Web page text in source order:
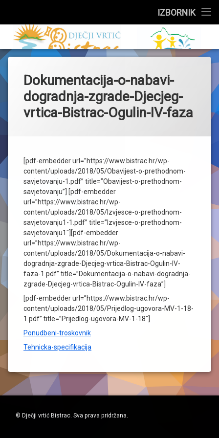
IZBORNIK
Upisi
Događanja
Skupine
Za roditelje
O vrtiću
Preskoči
sadržaj
Dječji vrtić
Dokumentacija-o-nabavi-
dogradnja-zgrade-Djecjeg-
vrtica-Bistrac-Ogulin-IV-faza
[pdf-embedder url=”https://www.bistrac.hr/wp-
content/uploads/2018/05/Obavijest-o-prethodnom-
savjetovanju-1.pdf” title=”Obavijest-o-prethodnom-
savjetovanju”] [pdf-embedder
url=”https://www.bistrac.hr/wp-
content/uploads/2018/05/Izvjesce-o-prethodnom-
savjetovanju1-1.pdf” title=”Izvjesce-o-prethodnom-
savjetovanju1″][pdf-embedder
url=”https://www.bistrac.hr/wp-
content/uploads/2018/05/Dokumentacija-o-nabavi-
dogradnja-zgrade-Djecjeg-vrtica-Bistrac-Ogulin-IV-
faza-1.pdf” title=”Dokumentacija-o-nabavi-dogradnja-
zgrade-Djecjeg-vrtica-Bistrac-Ogulin-IV-faza”]
[pdf-embedder url=”https://www.bistrac.hr/wp-
content/uploads/2018/05/Prijedlog-ugovora-MV-1-18-
1.pdf” title=”Prijedlog-ugovora-MV-1-18″]
Ponudbeni-troskovnik
Tehnicka-specifikacija
© Dječji vrtić Bistrac. Sva prava pridržana.